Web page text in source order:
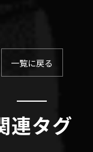
一覧に戻る
連タグ